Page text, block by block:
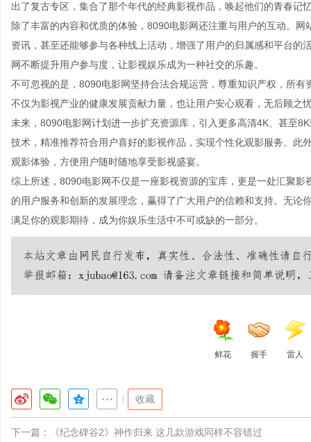
出了复古专区，集合了那个年代的经典影视作品，唤起他们的青春记
除了丰富的内容和优质的体验，8090电影网还注重与用户的互动。
资讯，甚至还能够参与各种线上活动，增强了用户的归属感和平台
网不断提升用户参与度，让影视娱乐成为一种社交的乐趣。
不可忽视的是，8090电影网坚持合法合规运营，尊重知识产权，所
不仅为影视产业的健康发展贡献力量，也让用户安心观看，无后顾之
未来，8090电影网计划进一步扩充资源库，引入更多高清4K、甚至
技术，精准推荐符合用户喜好的影视作品，实现个性化观影服务。
观影体验，方便用户随时随地享受影视盛宴。
综上所述，8090电影网不仅是一座影视资源的宝库，更是一处汇聚
的用户服务和创新的发展理念，赢得了广大用户的信赖和支持。无
满足你的观影期待，成为你娱乐生活中不可或缺的一部分。
鲜花 握手 雷人
收藏
下一篇： 《纪念碑谷2》神作归来 这几款游戏同样不容错过